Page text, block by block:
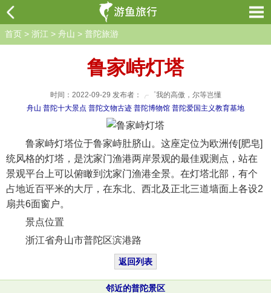
首页 > 浙江 > 舟山 > 普陀旅游
鲁家峙灯塔
时间：2022-09-29 发布者：╭゜我的高傲，尔等岂懂
舟山 普陀十大景点 普陀文物古迹 普陀博物馆 普陀爱国主义教育基地
鲁家峙灯塔位于鲁家峙肚脐山。这座定位为欧洲传[肥皂]
统风格的灯塔，是沈家门渔港两岸景观的最佳观测点，站在
景观平台上可以俯瞰到沈家门渔港全景。在灯塔北部，有个
占地近百平米的大厅，在东北、西北及正北三道墙面上各设2
扇共6面窗户。 ​​​​
景点位置
浙江省舟山市普陀区滨港路
返回列表
邻近的普陀景区